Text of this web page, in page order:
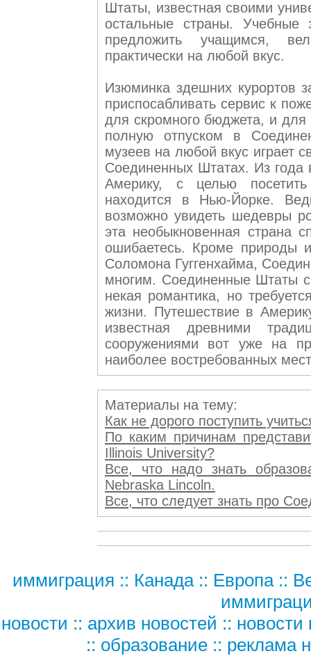
Штаты, известная своими
остальные страны. Учебные
предложить учащимся,
практически на любой вкус.
Изюминка здешних курортов
приспосабливать сервис к
для скромного бюджета, и для
полную отпуском в
музеев на любой вкус играет
Соединенных Штатах. Из года
Америку, с целью
находится в Нью-Йорке.
возможно увидеть шедевры
эта необыкновенная страна
ошибаетесь. Кроме природы
Соломона Гуггенхайма,
многим. Соединенные Штаты
некая романтика, но
жизни. Путешествие в
известная древними
сооружениями вот уже на
наиболее востребованных
Материалы на тему:
Как не дорого поступить
По каким причинам
Illinois University?
Все, что надо знать
Nebraska Lincoln.
Все, что следует знать про
иммиграция :: Канада:: Европа::
новости :: архив новостей :: новости
:: образование :: реклама